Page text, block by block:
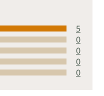
5
0
0
0
0